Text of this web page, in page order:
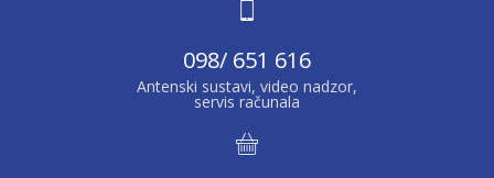
098/ 651 616
Antenski sustavi, video nadzor,
servis računala